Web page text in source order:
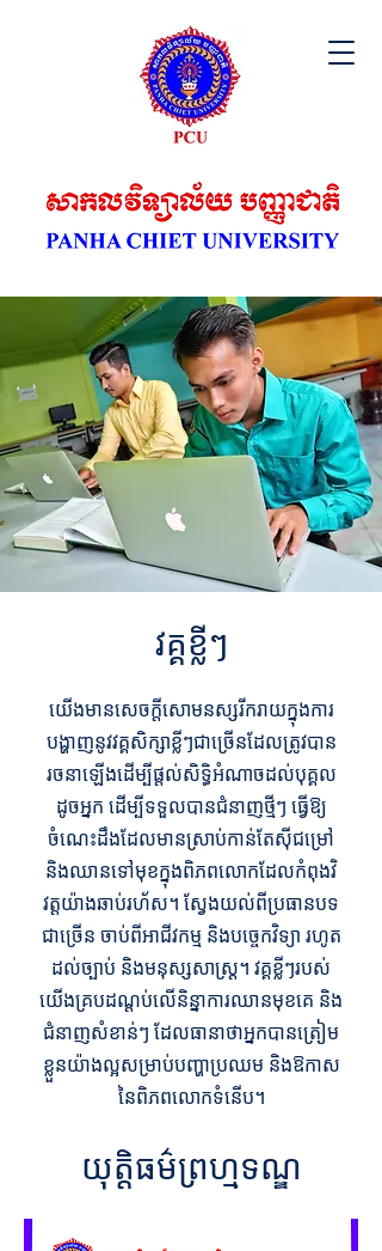
វគ្គខ្លីៗ
យើងមានសេចក្តីសោមនស្សរីករាយក្នុងការ
បង្ហាញនូវវគ្គសិក្សាខ្លីៗជាច្រើនដែលត្រូវបាន
រចនាឡើងដើម្បីផ្តល់សិទ្ធិអំណាចដល់បុគ្គល
ដូចអ្នក ដើម្បីទទួលបានជំនាញថ្មីៗ ធ្វើឱ្យ
ចំណេះដឹងដែលមានស្រាប់កាន់តែស៊ីជម្រៅ
និងឈានទៅមុខក្នុងពិភពលោកដែលកំពុងវិ
វត្តយ៉ាងឆាប់រហ័ស។ ស្វែងយល់ពីប្រធានបទ
ជាច្រើន ចាប់ពីអាជីវកម្ម និងបច្ចេកវិទ្យា រហូត
ដល់ច្បាប់ និងមនុស្សសាស្ត្រ។ វគ្គខ្លីៗរបស់
យើងគ្របដណ្តប់លើនិន្នាការឈានមុខគេ និង
ជំនាញសំខាន់ៗ ដែលធានាថាអ្នកបានត្រៀម
ខ្លួនយ៉ាងល្អសម្រាប់បញ្ហាប្រឈម និងឱកាស
នៃពិភពលោកទំនើប។
យុត្តិធម៌ព្រហ្មទណ្ឌ